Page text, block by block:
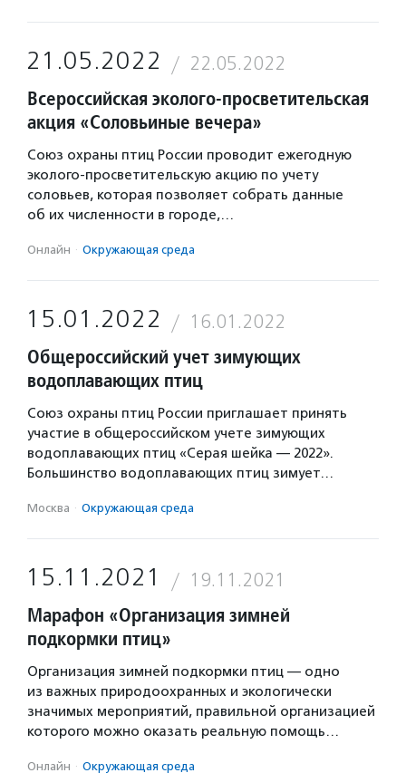
21.05.2022 22.05.2022
Всероссийская эколого-просветительская
акция «Соловьиные вечера»
Союз охраны птиц России проводит ежегодную
эколого-просветительскую акцию по учету
соловьев, которая позволяет собрать данные
об их численности в городе,…
Онлайн · Окружающая среда
15.01.2022 16.01.2022
Общероссийский учет зимующих
водоплавающих птиц
Союз охраны птиц России приглашает принять
участие в общероссийском учете зимующих
водоплавающих птиц «Серая шейка — 2022».
Большинство водоплавающих птиц зимует…
Москва · Окружающая среда
15.11.2021 19.11.2021
Марафон «Организация зимней
подкормки птиц»
Организация зимней подкормки птиц — одно
из важных природоохранных и экологически
значимых мероприятий, правильной организацией
которого можно оказать реальную помощь…
Онлайн · Окружающая среда